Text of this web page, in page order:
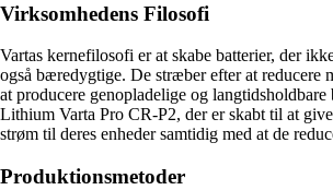
Virksomhedens Filosofi
Vartas kernefilosofi er at skabe batterier, der
også bæredygtige. De stræber efter at reducere
at producere genopladelige og langtidsholdbare
Lithium Varta Pro CR-P2, der er skabt til at
strøm til deres enheder samtidig med at de
Produktionsmetoder